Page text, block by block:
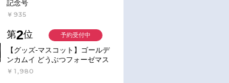
記念号
￥935
第2位
【グッズ-マスコット】ゴールデ
ンカムイ どうぶつフォーゼマス
コット 4.尾形百之助【再販】
￥1,980
予約受付中